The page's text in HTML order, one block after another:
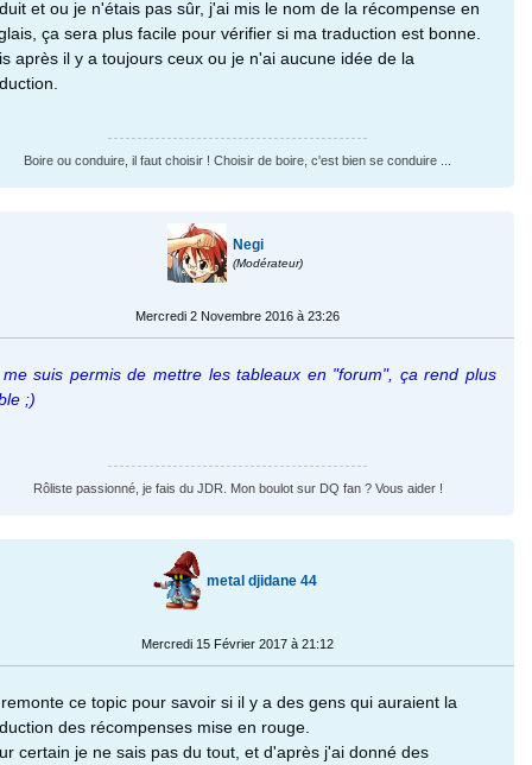
et ou je n'étais pas sûr, j'ai mis le nom de la récompense en
ça sera plus facile pour vérifier si ma traduction est bonne.
après il y a toujours ceux ou je n'ai aucune idée de la
Boire ou conduire, il faut choisir ! Choisir de boire, c'est bien se conduire ...
Negi
(Modérateur)
Mercredi 2 Novembre 2016 à 23:26
suis permis de mettre les tableaux en "forum", ça rend plus
;)
Rôliste passionné, je fais du JDR. Mon boulot sur DQ fan ? Vous aider !
metal djidane 44
Mercredi 15 Février 2017 à 21:12
ce topic pour savoir si il y a des gens qui auraient la
des récompenses mise en rouge.
certain je ne sais pas du tout, et d'après j'ai donné des